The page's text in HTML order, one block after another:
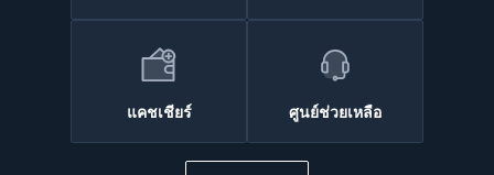
แคชเชียร์ ศูนย์ช่วยเหลือ